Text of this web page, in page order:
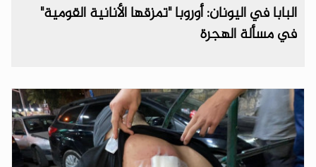
البابا في اليونان: أوروبا "تمزقها الأنانية القومية"
في مسألة الهجرة